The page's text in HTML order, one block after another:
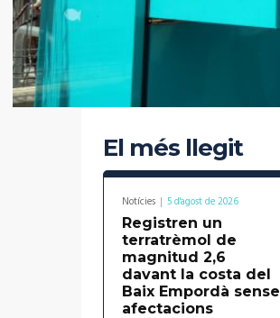
El més llegit
Notícies 5 d'agost de 2026
Registren un
terratrèmol de
magnitud 2,6
davant la costa del
Baix Empordà sense
afectacions